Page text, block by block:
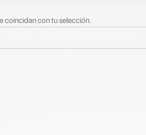
coincidan con tu selección.